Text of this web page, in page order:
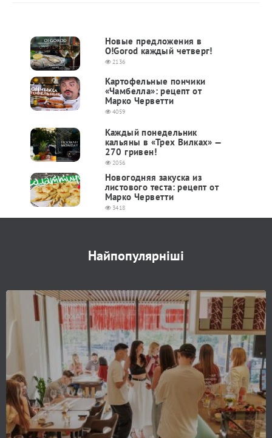
Новые предложения в
O!Gorod каждый четверг!
2136
Картофельные пончики
«Чамбелла»: рецепт от
Марко Черветти
4059
Каждый понедельник
кальяны в «Трех Вилках» —
270 гривен!
2056
Новогодняя закуска из
листового теста: рецепт от
Марко Черветти
3418
Найпопулярніші